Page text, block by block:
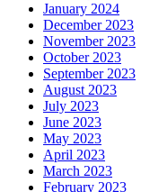
January 2024
December 2023
November 2023
October 2023
September 2023
August 2023
July 2023
June 2023
May 2023
April 2023
March 2023
February 2023